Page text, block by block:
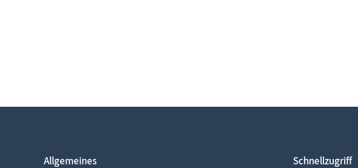
Allgemeines
Schnellzugriff